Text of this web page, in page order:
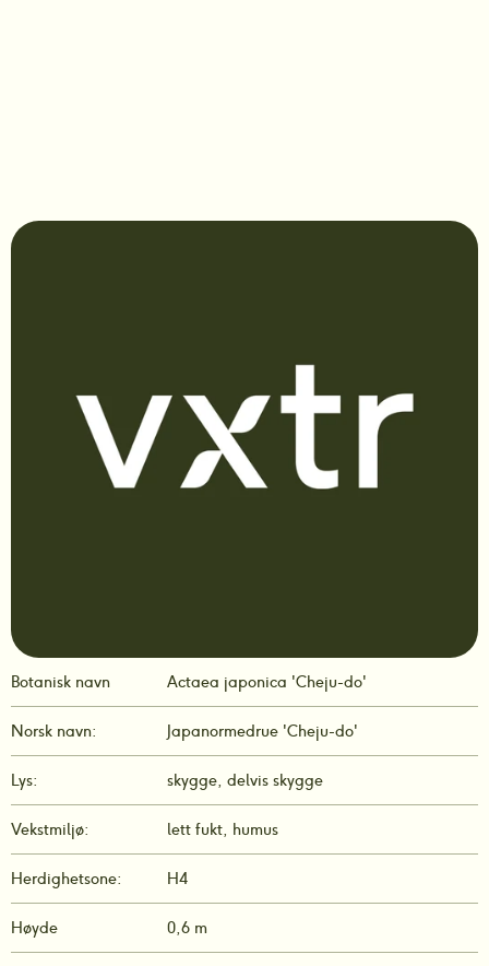
Botanisk navn Actaea japonica 'Cheju-do'
Norsk navn: Japanormedrue 'Cheju-do'
Lys: skygge, delvis skygge
Vekstmiljø: lett fukt, humus
Herdighetsone: H4
Høyde 0,6 m